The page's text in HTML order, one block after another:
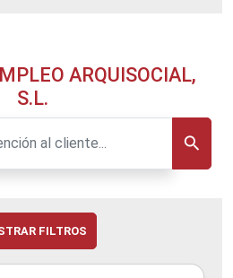
ARQUISOCIAL,
S.L.
FILTROS